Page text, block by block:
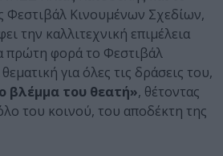
Φεστιβάλ Κινουμένων Σχεδίων,
την καλλιτεχνική επιμέλεια
πρώτη φορά το Φεστιβάλ
για όλες τις δράσεις του,
βλέμμα του θεατή», θέτοντας
του κοινού, του αποδέκτη της